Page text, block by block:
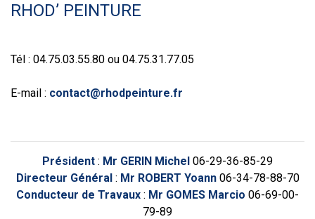
RHOD’ PEINTURE
Tél : 04.75.03.55.80 ou 04.75.31.77.05
E-mail : contact@rhodpeinture.fr
Président : Mr GERIN Michel 06-29-36-85-29
Directeur Général : Mr ROBERT Yoann06-34-78-88-70
Conducteur de Travaux : Mr GOMES Marcio 06-69-00-
79-89